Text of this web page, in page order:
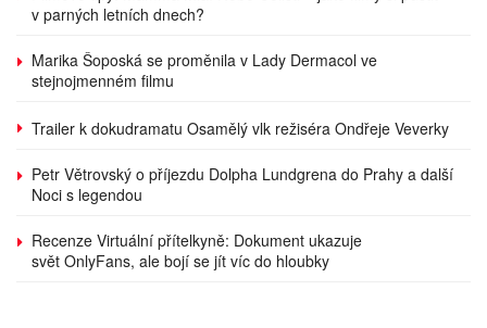
v parných letních dnech?
Marika Šoposká se proměnila v Lady Dermacol ve
stejnojmenném filmu
Trailer k dokudramatu Osamělý vlk režiséra Ondřeje Veverky
Petr Větrovský o příjezdu Dolpha Lundgrena do Prahy a další
Noci s legendou
Recenze Virtuální přítelkyně: Dokument ukazuje
svět OnlyFans, ale bojí se jít víc do hloubky